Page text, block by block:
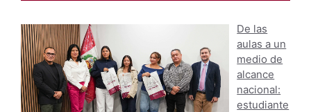
De las
aulas a un
medio de
alcance
nacional:
estudiante